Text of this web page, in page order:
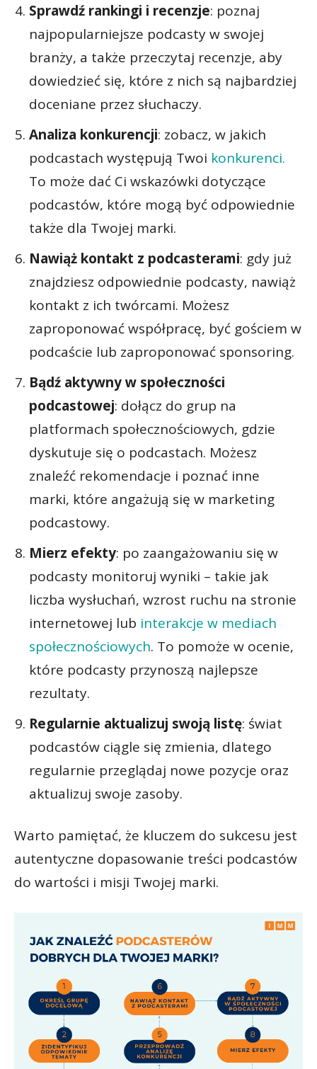
Sprawdź rankingi i recenzje: poznaj
najpopularniejsze podcasty w swojej
branży, a także przeczytaj recenzje, aby
dowiedzieć się, które z nich są najbardziej
doceniane przez słuchaczy.
Analiza konkurencji: zobacz, w jakich
podcastach występują Twoi konkurenci.
To może dać Ci wskazówki dotyczące
podcastów, które mogą być odpowiednie
także dla Twojej marki.
Nawiąż kontakt z podcasterami: gdy już
znajdziesz odpowiednie podcasty, nawiąż
kontakt z ich twórcami. Możesz
zaproponować współpracę, być gościem w
podcaście lub zaproponować sponsoring.
Bądź aktywny w społeczności
podcastowej: dołącz do grup na
platformach społecznościowych, gdzie
dyskutuje się o podcastach. Możesz
znaleźć rekomendacje i poznać inne
marki, które angażują się w marketing
podcastowy.
Mierz efekty: po zaangażowaniu się w
podcasty monitoruj wyniki – takie jak
liczba wysłuchań, wzrost ruchu na stronie
internetowej lub interakcje w mediach
społecznościowych. To pomoże w ocenie,
które podcasty przynoszą najlepsze
rezultaty.
Regularnie aktualizuj swoją listę: świat
podcastów ciągle się zmienia, dlatego
regularnie przeglądaj nowe pozycje oraz
aktualizuj swoje zasoby.
Warto pamiętać, że kluczem do sukcesu jest
autentyczne dopasowanie treści podcastów
do wartości i misji Twojej marki.